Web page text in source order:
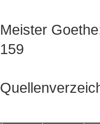
Meister
159